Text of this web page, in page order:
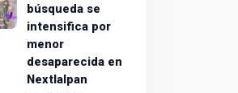
búsqueda se
intensifica por
menor
desaparecida en
Nextlalpan